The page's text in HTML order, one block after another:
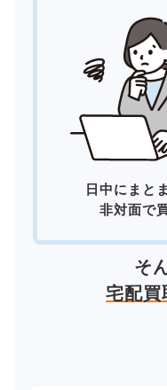
日中にまと
非対面で
そ
宅配買